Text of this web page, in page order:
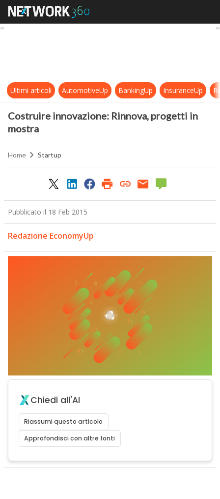
Costruire innovazione: Rinnova,
Ultimi articoli AutomotiveUp BankingUp InsuranceUp
Costruire innovazione: Rinnova, progetti in
mostra
Home Startup
Pubblicato il 18 Feb 2015
Redazione EconomyUp
Chiedi all'AI
Riassumi questo articolo
Approfondisci con altre fonti